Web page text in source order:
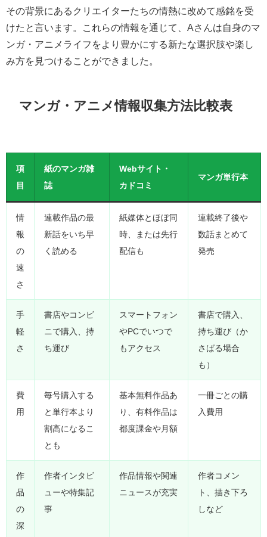
その背景にあるクリエイターたちの情熱に改めて感銘を受
けたと言います。これらの情報を通じて、Aさんは自身のマ
ンガ・アニメライフをより豊かにする新たな選択肢や楽し
み方を見つけることができました。
マンガ・アニメ情報収集方法比較表
項
目
紙のマンガ雑
誌
Webサイト・
カドコミ
マンガ単行本
情
報
の
速
さ
連載作品の最
新話をいち早
く読める
紙媒体とほぼ同
時、または先行
配信も
連載終了後や
数話まとめて
発売
手
軽
さ
書店やコンビ
ニで購入、持
ち運び
スマートフォン
やPCでいつで
もアクセス
書店で購入、
持ち運び（か
さばる場合
も）
費
用
毎号購入する
と単行本より
割高になるこ
とも
基本無料作品あ
り、有料作品は
都度課金や月額
一冊ごとの購
入費用
作
品
の
深
作者インタビ
ューや特集記
事
作品情報や関連
ニュースが充実
作者コメン
ト、描き下ろ
しなど